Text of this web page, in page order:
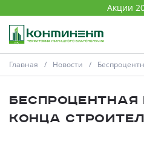
Акции
Главная Новости
конца